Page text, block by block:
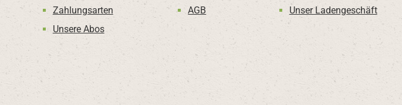
Zahlungsarten
Unsere Abos
AGB
Unser Ladengeschäft